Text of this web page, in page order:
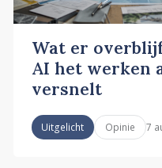
Wat er
AI het werken
versnelt
Uitgelicht Opinie 7